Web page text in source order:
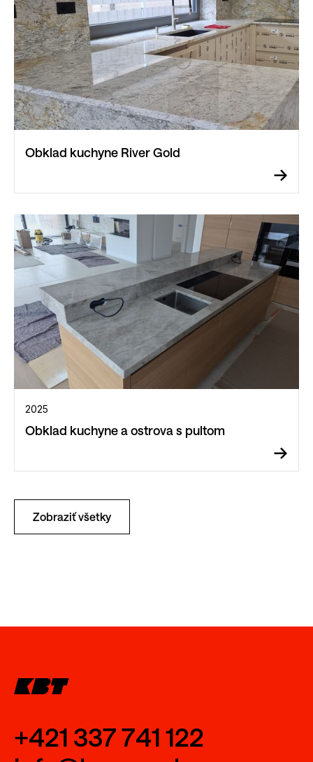
Obklad kuchyne River Gold
2025
Obklad kuchyne a ostrova s pultom
Zobraziť všetky
+421 337 741 122